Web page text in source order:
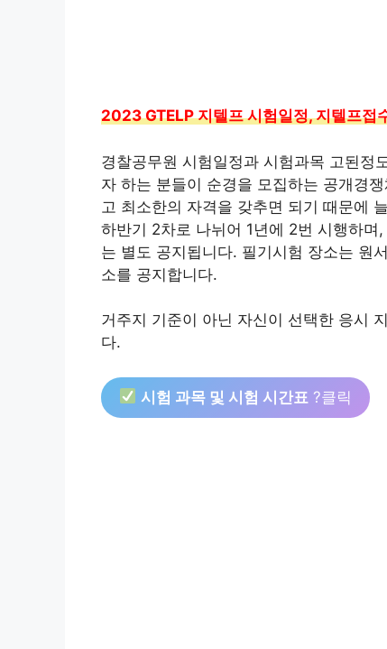
2023 GTELP 지텔프 시험일정, 지텔프접
경찰공무원 시험일정과 시험과목 고된정
자 하는 분들이 순경을 모집하는 공개경
고 최소한의 자격을 갖추면 되기 때문에
하반기 2차로 나뉘어 1년에 2번 시행하
는 별도 공지됩니다. 필기시험 장소는 원
소를 공지합니다.
거주지 기준이 아닌 자신이 선택한 응시
다.
시험 과목 및 시험 시간표 ?클릭